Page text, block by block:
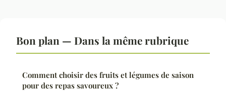
Bon plan — Dans la même rubrique
Comment choisir des fruits et légumes de saison
pour des repas savoureux ?